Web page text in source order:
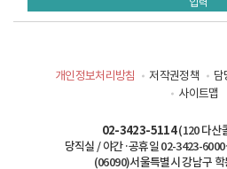
개인정보처리방침 저작권정책 담
사이트맵
02-3423-5114(120 다산
당직실 / 야간·공휴일 02-3423-
(06090)서울특별시 강남구